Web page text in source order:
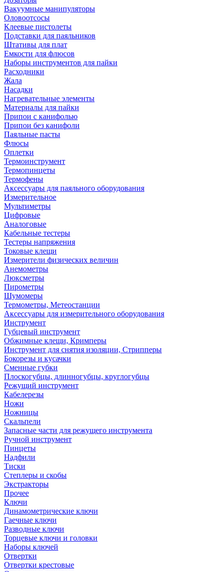
Вакуумные манипуляторы
Оловоотсосы
Клеевые пистолеты
Подставки для паяльников
Штативы для плат
Емкости для флюсов
Наборы инструментов для пайки
Расходники
Жала
Насадки
Нагревательные элементы
Материалы для пайки
Припои с канифолью
Припои без канифоли
Паяльные пасты
Флюсы
Оплетки
Термоинструмент
Термопинцеты
Термофены
Аксессуары для паяльного оборудования
Измерительное
Мультиметры
Цифровые
Аналоговые
Кабельные тестеры
Тестеры напряжения
Токовые клещи
Измерители физических величин
Анемометры
Люксметры
Пирометры
Шумомеры
Термометры, Метеостанции
Аксессуары для измерительного оборудования
Инструмент
Губцевый инструмент
Обжимные клещи, Кримперы
Инструмент для снятия изоляции, Стрипперы
Бокорезы и кусачки
Сменные губки
Плоскогубцы, длинногубцы, круглогубцы
Режущий инструмент
Кабелерезы
Ножи
Ножницы
Скальпели
Запасные части для режущего инструмента
Ручной инструмент
Пинцеты
Надфили
Тиски
Степлеры и скобы
Экстракторы
Прочее
Ключи
Динамометрические ключи
Гаечные ключи
Разводные ключи
Торцевые ключи и головки
Наборы ключей
Отвертки
Отвертки крестовые